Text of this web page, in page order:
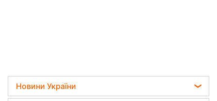
Новини України